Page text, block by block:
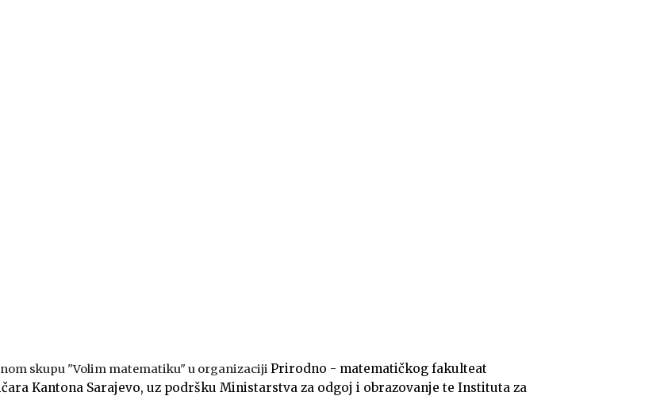
skupu "Volim matematiku" u organizacijiPrirodno - matematičkog fakulteat
Kantona Sarajevo, uz podršku Ministarstva za odgoj i obrazovanje te Instituta za